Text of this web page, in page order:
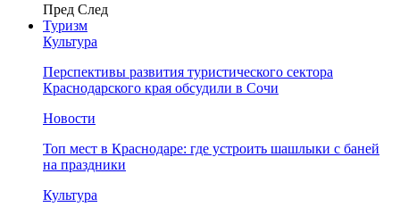
Пред След
Туризм
Культура
Перспективы развития туристического сектора
Краснодарского края обсудили в Сочи
Новости
Топ мест в Краснодаре: где устроить шашлыки с баней
на праздники
Культура